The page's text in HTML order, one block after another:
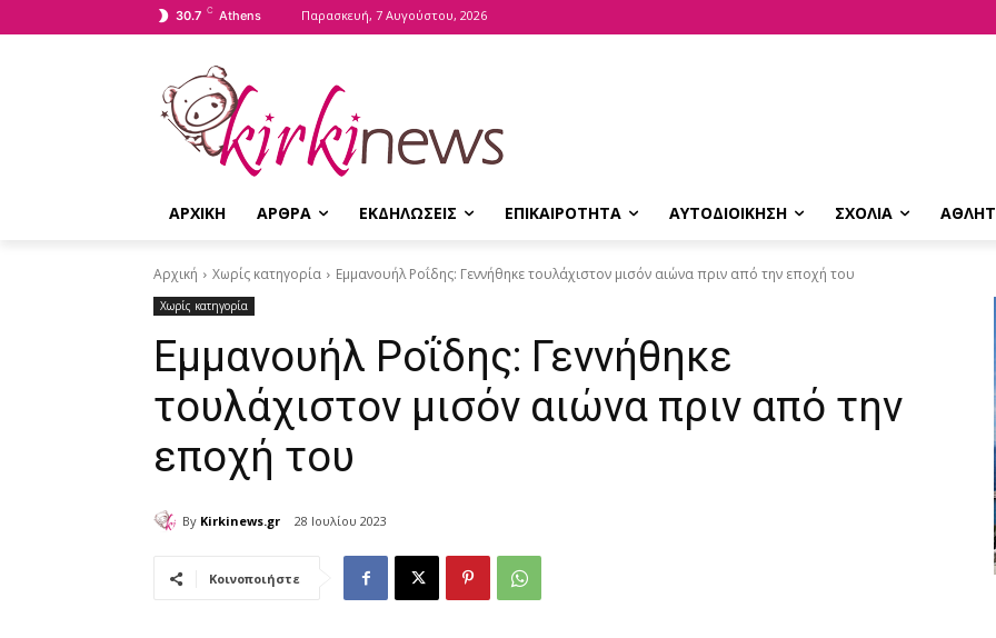
30.7 C Athens Παρασκευή, 7 Αυγούστου, 2026
ΑΡΧΙΚΗ ΑΡΘΡΑ ΕΚΔΗΛΩΣΕΙΣ ΕΠΙΚΑΙΡΟΤΗΤΑ ΑΥΤΟΔΙΟΙΚΗΣΗ ΣΧΟΛΙΑ
Αρχική Χωρίς κατηγορία Εμμανουήλ Ροΐδης: Γεννήθηκε τουλάχιστον μισόν αιώνα πριν από την εποχή του
Χωρίς κατηγορία
Εμμανουήλ Ροΐδης: Γεννήθηκε
τουλάχιστον μισόν αιώνα πριν από την
εποχή του
By Kirkinews.gr 28 Ιουλίου 2023
Κοινοποιήστε